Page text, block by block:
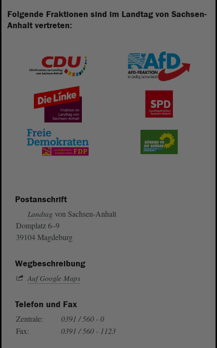
Folgende Fraktionen sind im Landtag von Sachsen-
Anhalt vertreten:
Postanschrift
Landtag von Sachsen-Anhalt
Domplatz 6–9
39104 Magdeburg
Wegbeschreibung
Auf Google Maps
Telefon und Fax
Zentrale:
0391 / 560 - 0
Fax:
0391 / 560 - 1123